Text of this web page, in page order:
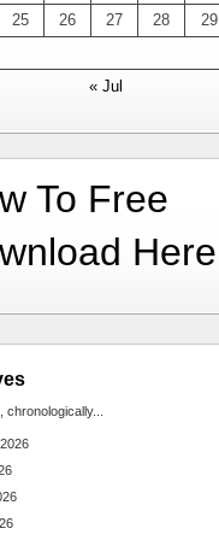
25 26 27 28 29
« Jul
To Free
Here
chronologically...